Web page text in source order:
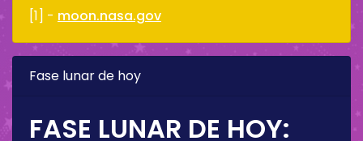
[1] - moon.nasa.gov
Fase lunar de hoy
FASE LUNAR DE HOY: